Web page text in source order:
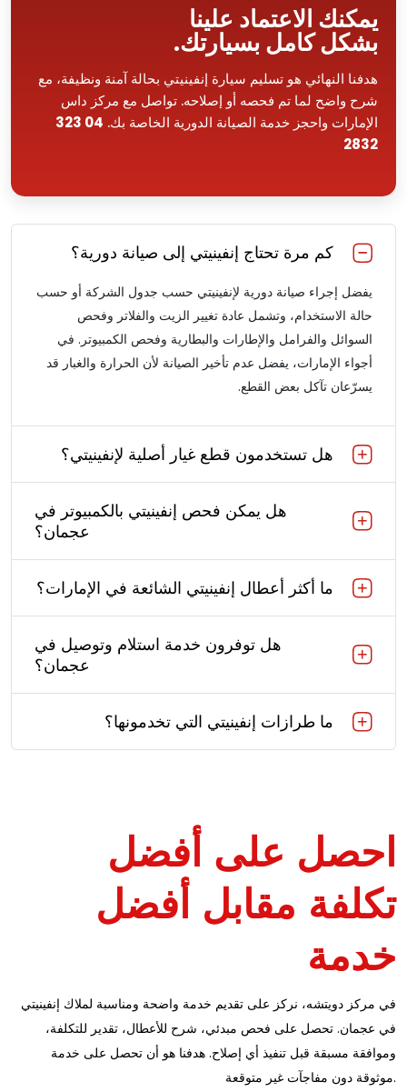
كم مرة تحتاج إنفينيتي إلى صيانة دورية؟
يفضل إجراء صيانة دورية لإنفينيتي حسب جدول الشركة أو حسب
حالة الاستخدام، وتشمل عادة تغيير الزيت والفلاتر وفحص
السوائل والفرامل والإطارات والبطارية وفحص الكمبيوتر. في
أجواء الإمارات، يفضل عدم تأخير الصيانة لأن الحرارة والغبار قد
يسرّعان تآكل بعض القطع.
هل تستخدمون قطع غيار أصلية لإنفينيتي؟
هل يمكن فحص إنفينيتي بالكمبيوتر في
عجمان؟
ما أكثر أعطال إنفينيتي الشائعة في الإمارات؟
هل توفرون خدمة استلام وتوصيل في
عجمان؟
ما طرازات إنفينيتي التي تخدمونها؟
يمكنك الاعتماد علينا
بشكل كامل بسيارتك.
هدفنا النهائي هو تسليم سيارة إنفينيتي بحالة آمنة ونظيفة، مع
شرح واضح لما تم فحصه أو إصلاحه. تواصل مع مركز داس
الإمارات واحجز خدمة الصيانة الدورية الخاصة بك.
04 323
2832
احصل على أفضل
تكلفة مقابل أفضل
خدمة
في مركز دويتشه، نركز على تقديم خدمة واضحة ومناسبة لملاك إنفينيتي
في عجمان. تحصل على فحص مبدئي، شرح للأعطال، تقدير للتكلفة،
وموافقة مسبقة قبل تنفيذ أي إصلاح. هدفنا هو أن تحصل على خدمة
موثوقة دون مفاجآت غير متوقعة.